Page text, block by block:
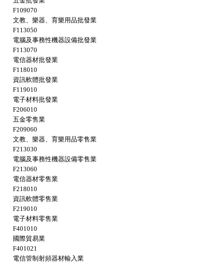
F109070
文教、樂器、育樂用品批發業
F113050
電腦及事務性機器設備批發業
F113070
電信器材批發業
F118010
資訊軟體批發業
F119010
電子材料批發業
F206010
五金零售業
F209060
文教、樂器、育樂用品零售業
F213030
電腦及事務性機器設備零售業
F213060
電信器材零售業
F218010
資訊軟體零售業
F219010
電子材料零售業
F401010
國際貿易業
F401021
電信管制射頻器材輸入業